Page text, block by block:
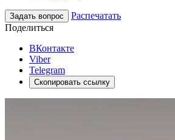
Задать вопрос
Распечатать
Поделиться
ВКонтакте
Viber
Telegram
Скопировать ссылку